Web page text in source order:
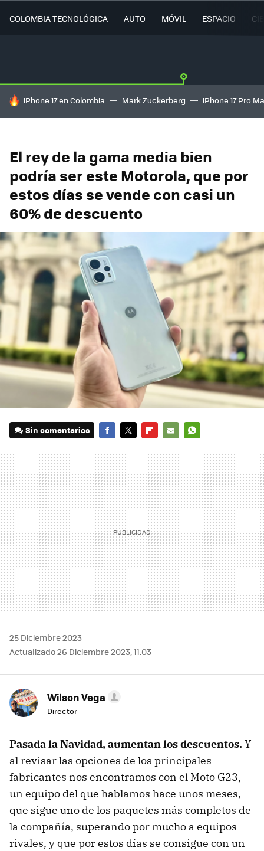
COLOMBIA TECNOLÓGICA AUTO MÓVIL ESPACIO
HOY SE HABLA DE
iPhone 17 en Colombia Mark Zuckerberg iPhone 17 Pro
El rey de la gama media bien
podría ser este Motorola, que por
estos días se vende con casi un
60% de descuento
Sin comentarios
MAIL
25 Diciembre 2023
Actualizado 26 Diciembre 2023, 11:03
Wilson Vega
Director
Pasada la Navidad, aumentan los descuentos.Y
al revisar las opciones de los principales
fabricantes nos encontramos con el Moto G23,
un equipo del que hablamos hace unos meses,
que sigue uno de los paquetes más completos de
la compañía, superando por mucho a equipos
rivales, y que por estos días se consigue con un